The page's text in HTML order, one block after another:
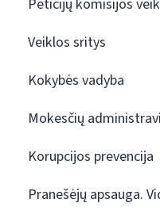
Peticijų komisijos
Veiklos sritys
Kokybės vadyba
Mokesčių
Korupcijos prevencija
Pranešėjų apsauga.